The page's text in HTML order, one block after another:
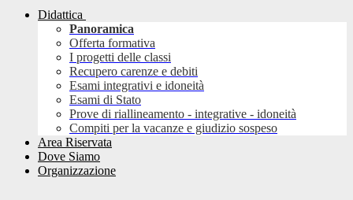
Didattica
Panoramica
Offerta formativa
I progetti delle classi
Recupero carenze e debiti
Esami integrativi e idoneità
Esami di Stato
Prove di riallineamento - integrative - idoneità
Compiti per la vacanze e giudizio sospeso
Area Riservata
Dove Siamo
Organizzazione